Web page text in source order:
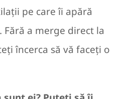
pe care îi apără
Fără a merge direct la
încerca să vă faceți o